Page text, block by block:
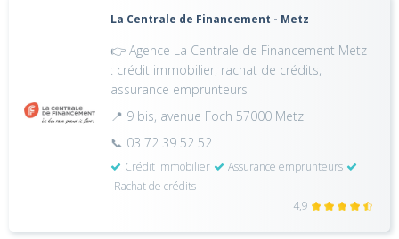
La Centrale de Financement - Metz
👉 Agence La Centrale de Financement Metz
: crédit immobilier, rachat de crédits,
assurance emprunteurs
📍 9 bis, avenue Foch 57000 Metz
📞 03 72 39 52 52
Crédit immobilier
Assurance emprunteurs
Rachat de crédits
4,9